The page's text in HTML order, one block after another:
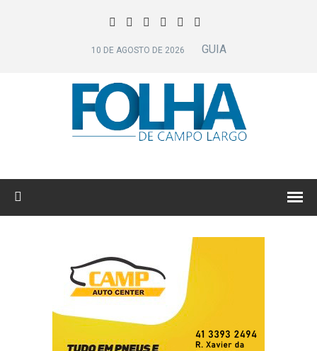
10 DE AGOSTO DE 2026 GUIA